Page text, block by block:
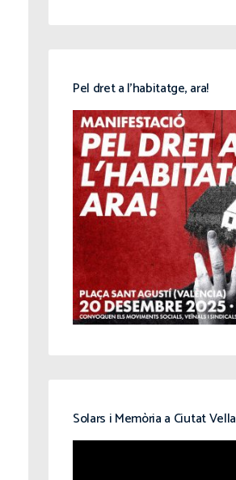
Pel dret a l’habitatge, ara!
Solars i Memòria a Ciutat Vella